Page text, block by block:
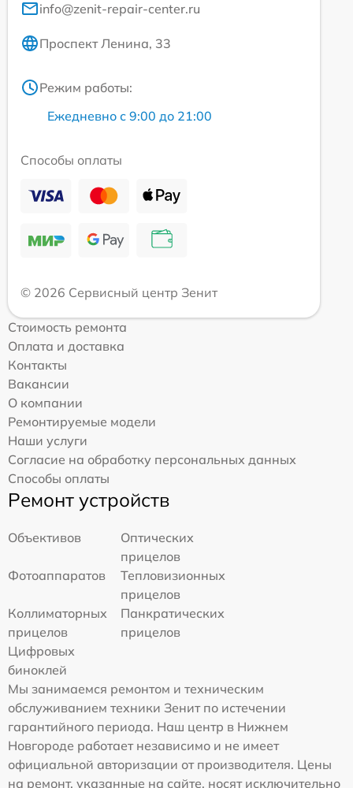
info@zenit-repair-center.ru
Проспект Ленина, 33
Режим работы:
Ежедневно с 9:00 до 21:00
Способы оплаты
© 2026 Сервисный центр Зенит
Стоимость ремонта
Оплата и доставка
Контакты
Вакансии
О компании
Ремонтируемые модели
Наши услуги
Согласие на обработку персональных данных
Способы оплаты
Ремонт устройств
Объективов
Оптических
прицелов
Фотоаппаратов
Тепловизионных
прицелов
Коллиматорных
прицелов
Панкратических
прицелов
Цифровых
биноклей
Мы занимаемся ремонтом и техническим
обслуживанием техники Зенит по истечении
гарантийного периода. Наш центр в Нижнем
Новгороде работает независимо и не имеет
официальной авторизации от производителя. Цены
на ремонт, указанные на сайте, носят исключительно